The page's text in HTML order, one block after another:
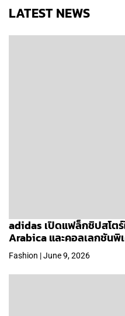
LATEST NEWS
adidas เปิดแฟล็กชิปสโต
Arabica และคอลเลกชันพิ
Fashion | June 9, 2026